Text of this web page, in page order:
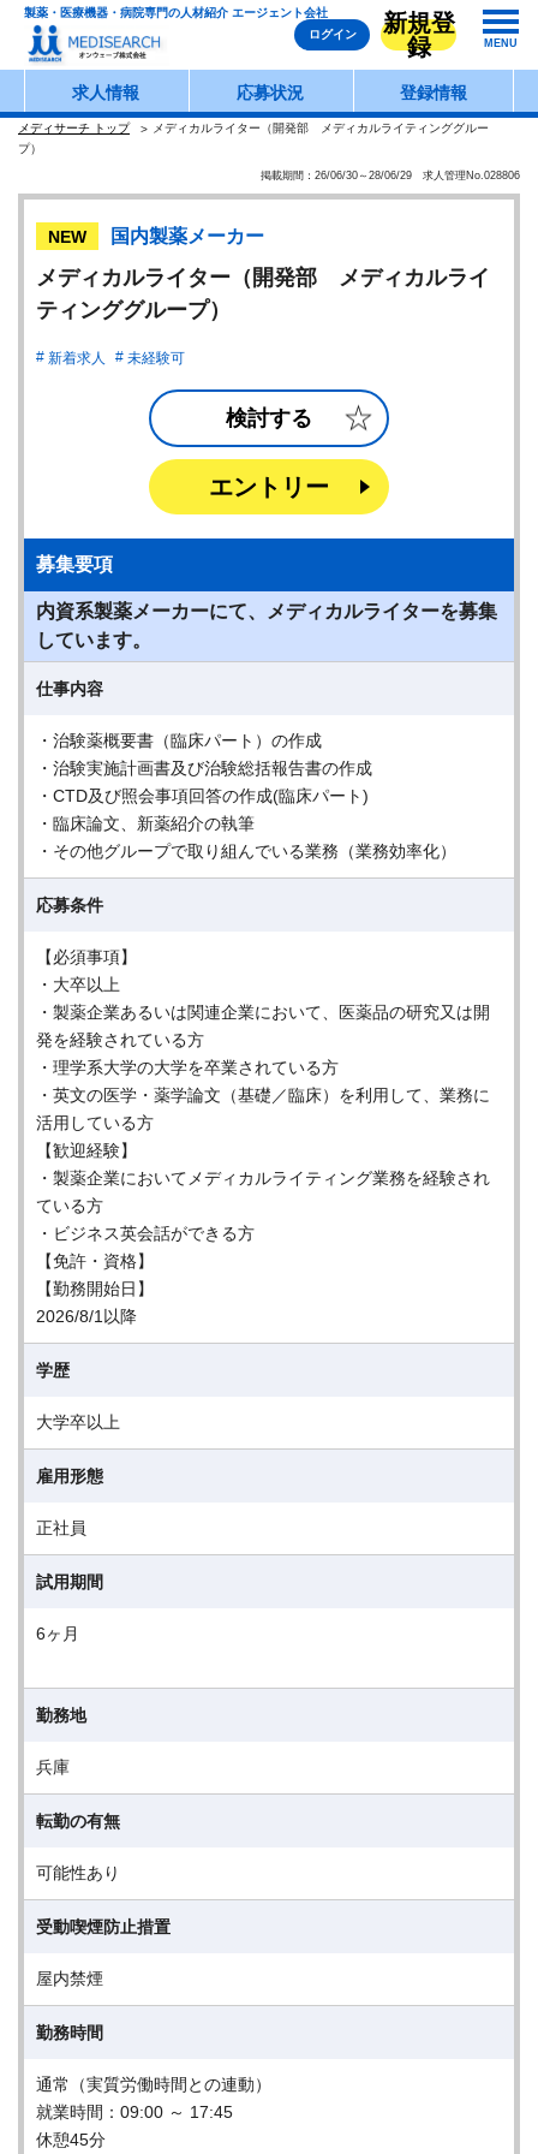
製薬・医療機器・病院専門の人材紹介 エージェント会社
ログイン
新規登
録
MENU
求人情報 応募状況 登録情報
メディサーチ トップ
メディカルライター（開発部 メディカルライティンググルー
プ）
掲載期間：26/06/30～28/06/29 求人管理No.028806
NEW 国内製薬メーカー
メディカルライター（開発部 メディカルライ
ティンググループ）
新着求人 未経験可
検討する
エントリー
募集要項
内資系製薬メーカーにて、メディカルライターを募集
しています。
仕事内容
・治験薬概要書（臨床パート）の作成
・治験実施計画書及び治験総括報告書の作成
・CTD及び照会事項回答の作成(臨床パート)
・臨床論⽂、新薬紹介の執筆
・その他グループで取り組んでいる業務（業務効率化）
応募条件
【必須事項】
・大卒以上
・製薬企業あるいは関連企業において、医薬品の研究又は開
発を経験されている⽅
・理学系大学の大学を卒業されている⽅
・英⽂の医学・薬学論⽂（基礎／臨床）を利用して、業務に
活用している⽅
【歓迎経験】
・製薬企業においてメディカルライティング業務を経験され
ている⽅
・ビジネス英会話ができる⽅
【免許・資格】
【勤務開始日】
2026/8/1以降
学歴
大学卒以上
雇用形態
正社員
試用期間
6ヶ月
勤務地
兵庫
転勤の有無
可能性あり
受動喫煙防止措置
屋内禁煙
勤務時間
通常（実質労働時間との連動）
就業時間：09:00 ～ 17:45
休憩45分